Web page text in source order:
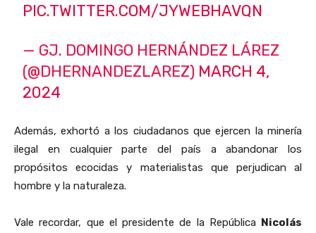
PIC.TWITTER.COM/JYWEBHAVQN
— GJ. DOMINGO HERNÁNDEZ LÁREZ
(@DHERNANDEZLAREZ) MARCH 4,
2024
Además,exhortó a los ciudadanos que ejercen la minería
ilegal en cualquier parte del país a abandonar los
propósitos ecocidas y materialistas que perjudican al
hombre y la naturaleza.
Vale recordar, que el presidente de la República Nicolás